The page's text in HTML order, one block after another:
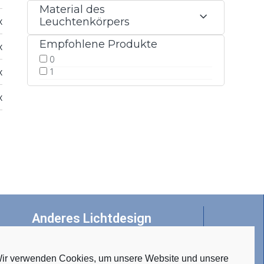
1165 x 67 mm 23 W *
Gipskarton
1165 x 67 mm 23 W * 2643 lm
1165 x 67 mm
1165 x 67 mm
Material des
Leuchtenkörpers
Empfohlene Produkte
0
1
Anderes Lichtdesign
verwenden Cookies, um unsere Website und unsere